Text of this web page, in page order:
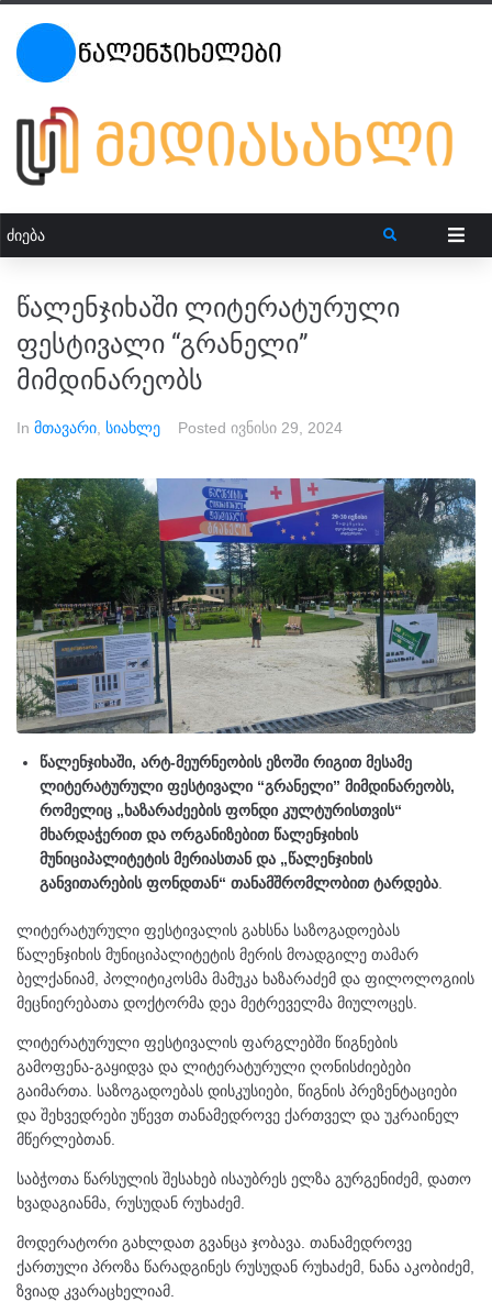
წალენჯიხაში ლიტერატურული
ფესტივალი “გრანელი”
მიმდინარეობს
In მთავარი სიახლე Posted ივნისი 29, 2024
წალენჯიხაში, არტ-მეურნეობის ეზოში რიგით მესამე
ლიტერატურული ფესტივალი “გრანელი” მიმდინარეობს,
რომელიც „ხაზარაძეების ფონდი კულტურისთვის“
მხარდაჭერით და ორგანიზებით წალენჯიხის
მუნიციპალიტეტის მერიასთან და „წალენჯიხის
განვითარების ფონდთან“ თანამშრომლობით ტარდება
ლიტერატურული ფესტივალის გახსნა საზოგადოებას
წალენჯიხის მუნიციპალიტეტის მერის მოადგილე თამარ
ბელქანიამ, პოლიტიკოსმა მამუკა ხაზარაძემ და ფილოლოგიის
მეცნიერებათა დოქტორმა დეა მეტრეველმა მიულოცეს.
ლიტერატურული ფესტივალის ფარგლებში წიგნების
გამოფენა-გაყიდვა და ლიტერატურული ღონისძიებები
გაიმართა. საზოგადოებას დისკუსიები, წიგნის პრეზენტაციები
და შეხვედრები უწევთ თანამედროვე ქართველ და უკრაინელ
მწერლებთან.
საბჭოთა წარსულის შესახებ ისაუბრეს ელზა გურგენიძემ, დათო
ხვადაგიანმა, რუსუდან რუხაძემ.
მოდერატორი გახლდათ გვანცა ჯობავა. თანამედროვე
ქართული პროზა წარადგინეს რუსუდან რუხაძემ, ნანა აკობიძემ,
ზვიად კვარაცხელიამ.